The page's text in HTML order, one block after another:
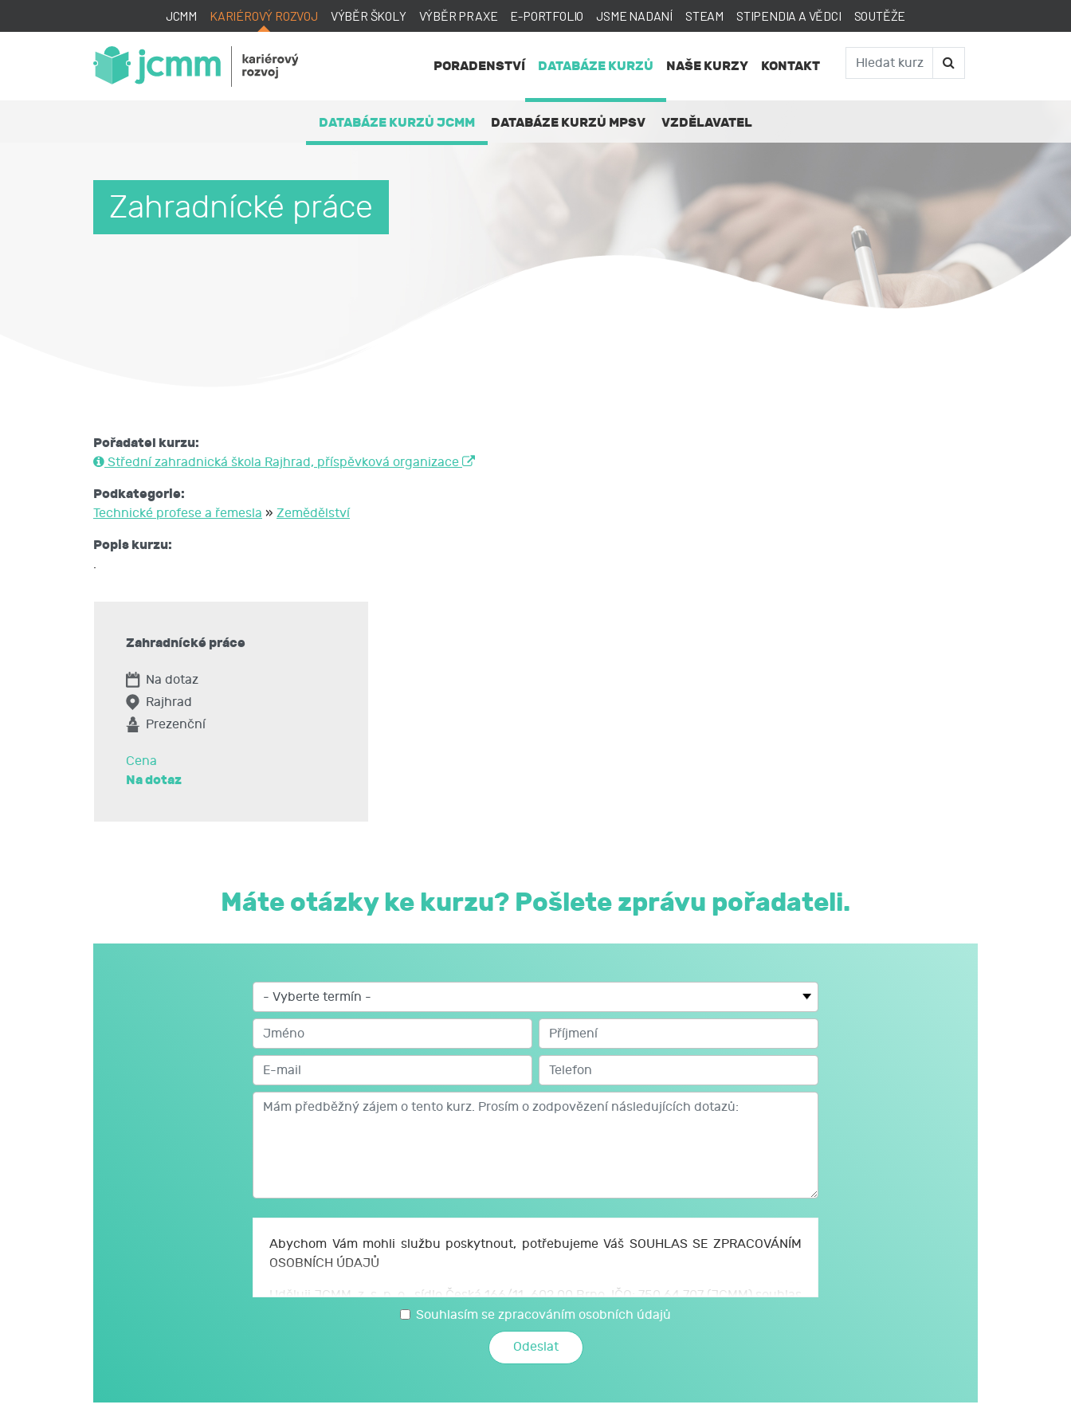
JCMM KARIÉROVÝ ROZVOJ VÝBĚR ŠKOLY VÝBĚR PRAXE E-PORTFOLIO JSME NADANÍ STEAM STIPENDIA A VĚDCI SOUTĚŽE
PORADENSTVÍ DATABÁZE KURZŮ
DATABÁZE KURZŮ JCMM DATABÁZE KURZŮ MPSV VZDĚLAVATEL
NAŠE KURZY KONTAKT
Zahradnícké práce
Pořadatel kurzu:
Střední zahradnická škola Rajhrad, příspěvková organizace
Podkategorie:
Technické profese a řemesla » Zemědělství
Popis kurzu:
.
Zahradnícké práce
Na dotaz
Rajhrad
Prezenční
Cena
Na dotaz
Máte otázky ke kurzu? Pošlete zprávu pořadateli.
Abychom Vám mohli službu poskytnout, potřebujeme Váš SOUHLAS SE ZPRACOVÁNÍM
OSOBNÍCH ÚDAJŮ
Uděluji JCMM, z. s. p. o., sídlo Česká 166/11, 602 00 Brno, IČO: 750 64 707 (JCMM) souhlas
se zpracováním svých osobních a citlivých údajů, které jsem uvedl/a v tomto formuláři,
a údajů, které JCMM poskytnu při kariérovém poradenství realizovaném JCMM.
S mými osobními a citlivými údaji může JCMM nakládat způsobem a v největším rozsahu
nařízení EU o ochraně osobních údajů č. 2016/679, a to za účelem mé účasti na aktivitách
Souhlasím se zpracováním osobních údajů